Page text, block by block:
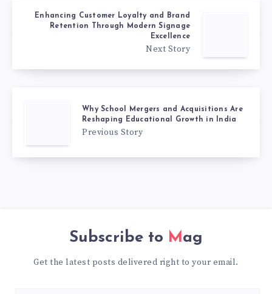
Enhancing Customer Loyalty and Brand
Retention Through Modern Signage
Excellence
Next Story
Why School Mergers and Acquisitions Are
Reshaping Educational Growth in India
Previous Story
Subscribe to Mag
Get the latest posts delivered right to your email.